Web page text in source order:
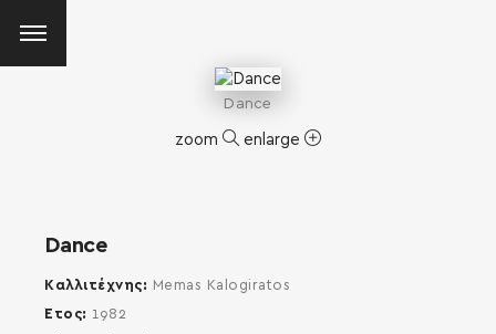
Dance
zoom enlarge
Dance
Καλλιτέχνης
Memas Kalogiratos
Έτος
1982